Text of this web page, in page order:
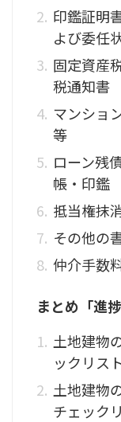
印鑑証明
よび委任
固定資産
税通知書
マンショ
等
ローン残
帳・印鑑
抵当権抹
その他の
仲介手数
まとめ「進
土地建物
ックリスト
土地建物
チェック